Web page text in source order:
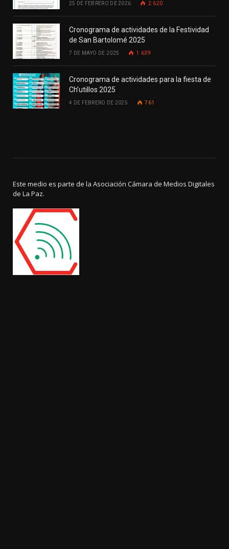
25 DE FEBRERO DE 2026 2.620
Cronograma de actividades de la Festividad
de San Bartolomé 2025
7 DE MAYO DE 2025 1.639
Cronograma de actividades para la fiesta de
Ch’utillos 2025
4 DE FEBRERO DE 2025 761
Este medio es parte de la Asociación Cámara de Medios Digitales
de La Paz.